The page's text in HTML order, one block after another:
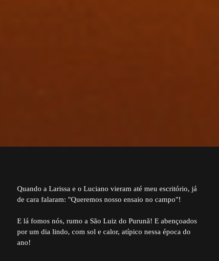
Quando a Larissa e o Luciano vieram até meu escritório, já
de cara falaram: "Queremos nosso ensaio no campo"!
E lá fomos nós, rumo a São Luiz do Purunã! E abençoados
por um dia lindo, com sol e calor, atípico nessa época do
ano!